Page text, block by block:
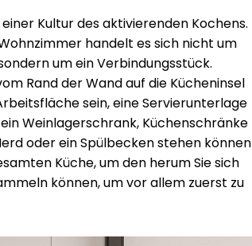
Kultur des aktivierenden Kochens.
handelt es sich nicht um
um ein Verbindungsstück.
Rand der Wand auf die Kücheninsel
sein, eine Servierunterlage
Weinlagerschrank, Küchenschränke
oder ein Spülbecken stehen können
Küche, um den herum Sie sich
können, um vor allem zuerst zu